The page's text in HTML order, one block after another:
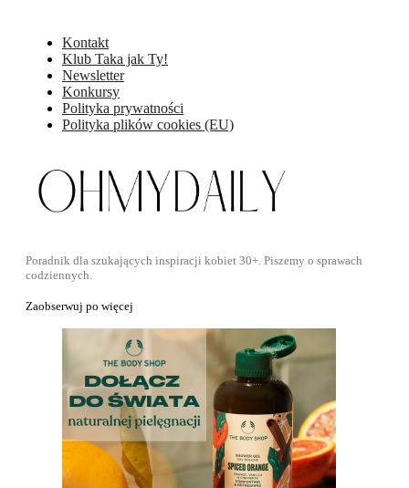
Kontakt
Klub Taka jak Ty!
Newsletter
Konkursy
Polityka prywatności
Polityka plików cookies (EU)
Poradnik dla szukających inspiracji kobiet 30+. Piszemy o sprawach
codziennych.
Zaobserwuj po więcej